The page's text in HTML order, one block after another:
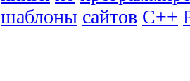
шаблоны сайтов C++